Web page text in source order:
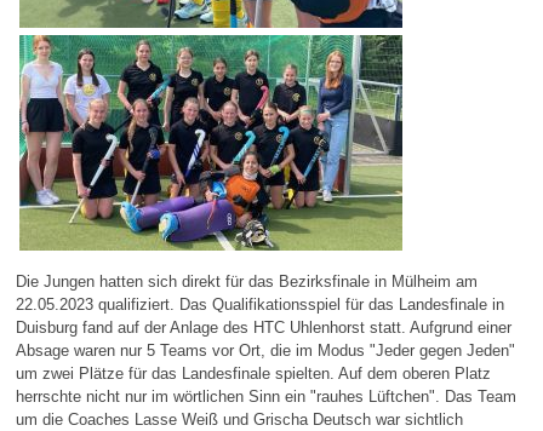
Die Jungen hatten sich direkt für das Bezirksfinale in Mülheim am
22.05.2023 qualifiziert. Das Qualifikationsspiel für das Landesfinale in
Duisburg fand auf der Anlage des HTC Uhlenhorst statt. Aufgrund einer
Absage waren nur 5 Teams vor Ort, die im Modus "Jeder gegen Jeden"
um zwei Plätze für das Landesfinale spielten. Auf dem oberen Platz
herrschte nicht nur im wörtlichen Sinn ein "rauhes Lüftchen". Das Team
um die Coaches Lasse Weiß und Grischa Deutsch war sichtlich